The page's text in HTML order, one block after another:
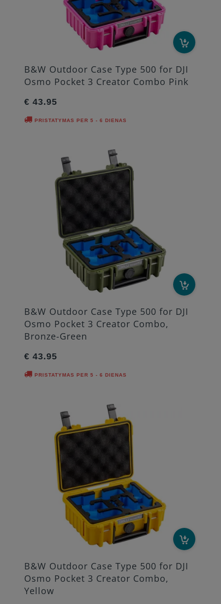
B&W Outdoor Case Type 500 for DJI
Osmo Pocket 3 Creator Combo Pink
€ 43.95
PRISTATYMAS PER 5 - 6 DIENAS
B&W Outdoor Case Type 500 for DJI
Osmo Pocket 3 Creator Combo,
Bronze-Green
€ 43.95
PRISTATYMAS PER 5 - 6 DIENAS
B&W Outdoor Case Type 500 for DJI
Osmo Pocket 3 Creator Combo,
Yellow